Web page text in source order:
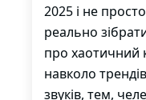
2025 і не
реально
про хаотичний
навколо
звуків, тем,